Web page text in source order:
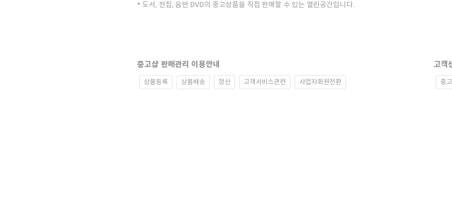
도서, 전집, 음반 DVD의 중고상품을 직접 판매할 수 있는 열린공간입니다.
중고샵 판매관리 이용안내
상품등록 상품배송 정산 고객서비스관련 사업자회원전환
고객
중